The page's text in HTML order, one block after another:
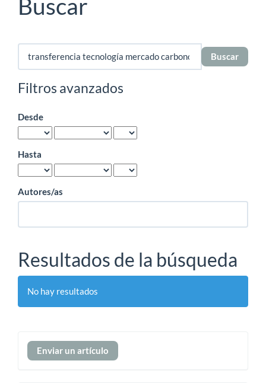
Buscar
Buscar
artículos
por
Filtros avanzados
Desde
Hasta
Autores/as
Resultados de la búsqueda
No hay resultados
Enviar
un
Enviar un artículo